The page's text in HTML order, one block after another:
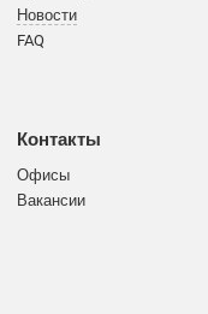
Новости
FAQ
Контакты
Офисы
Вакансии